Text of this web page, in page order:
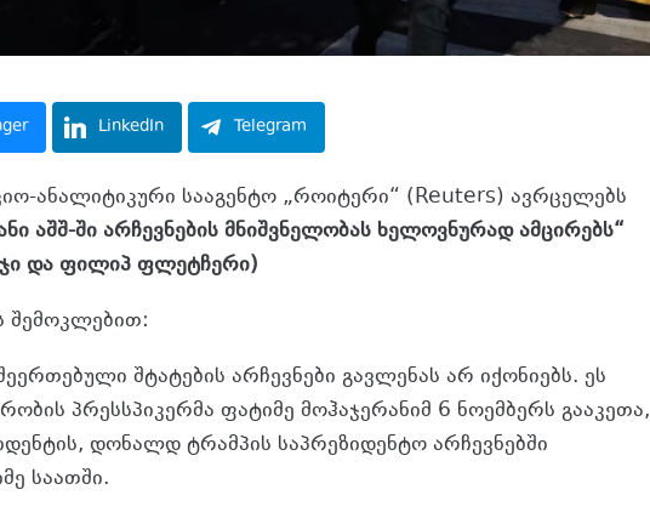
LinkedIn Telegram
ანალიტიკური სააგენტო „როიტერი“ (Reuters) ავრცელებს
აშშ-ში არჩევნების მნიშვნელობას ხელოვნურად ამცირებს“
და ფილიპ ფლეტჩერი)
შემოკლებით:
შტატების არჩევნები გავლენას არ იქონიებს. ეს
პრესსპიკერმა ფატიმე მოჰაჯერანიმ 6 ნოემბერს გააკეთა,
დონალდ ტრამპის საპრეზიდენტო არჩევნებში
საათში.